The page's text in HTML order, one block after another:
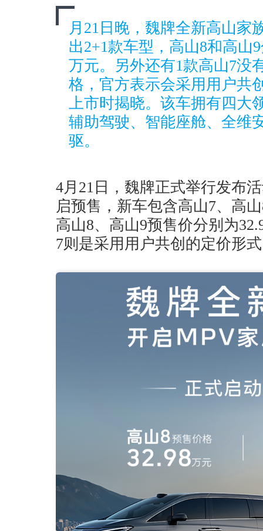
月21日晚，魏牌全新高山家
出2+1款车型，高山8和高山
万元。另外还有1款高山7没
格，官方表示会采用用户共
上市时揭晓。该车拥有四大
辅助驾驶、智能座舱、全维
驱。
4月21日，魏牌正式举行发布
启预售，新车包含高山7、高
高山8、高山9预售价分别为
7则是采用用户共创的定价形